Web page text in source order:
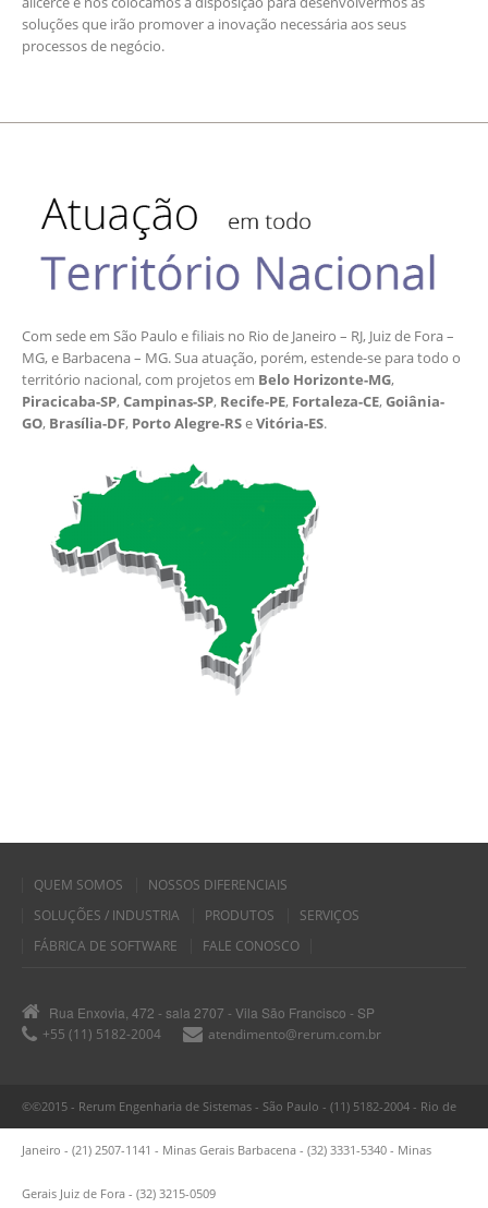
soluções que irão promover a inovação necessária aos seus
processos de negócio.
Com sede em São Paulo e filiais no Rio de Janeiro – RJ, Juiz de Fora –
MG, e Barbacena – MG. Sua atuação, porém, estende-se para todo o
território nacional, com projetos em Belo Horizonte-MG,
Piracicaba-SP,Campinas-SP, Recife-PE, Fortaleza-CE,Goiânia-
GO, Brasília-DF, Porto Alegre-RSeVitória-ES.
QUEM SOMOS
NOSSOS DIFERENCIAIS
SOLUÇÕES / INDUSTRIA
PRODUTOS
SERVIÇOS
FÁBRICA DE SOFTWARE
FALE CONOSCO
Rua Enxovia, 472 - sala 2707 - Vila São Francisco - SP
+55 (11) 5182-2004
atendimento@rerum.com.br
©©2015 - Rerum Engenharia de Sistemas - São Paulo - (11) 5182-2004 - Rio de
Janeiro - (21) 2507-1141 - Minas Gerais Barbacena - (32) 3331-5340 - Minas
Gerais Juiz de Fora - (32) 3215-0509